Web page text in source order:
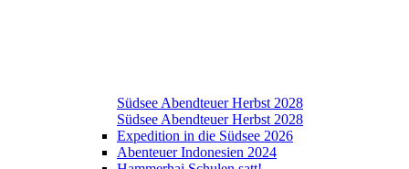
Südsee Abendteuer Herbst 2028
Südsee Abendteuer Herbst 2028
Expedition in die Südsee 2026
Abenteuer Indonesien 2024